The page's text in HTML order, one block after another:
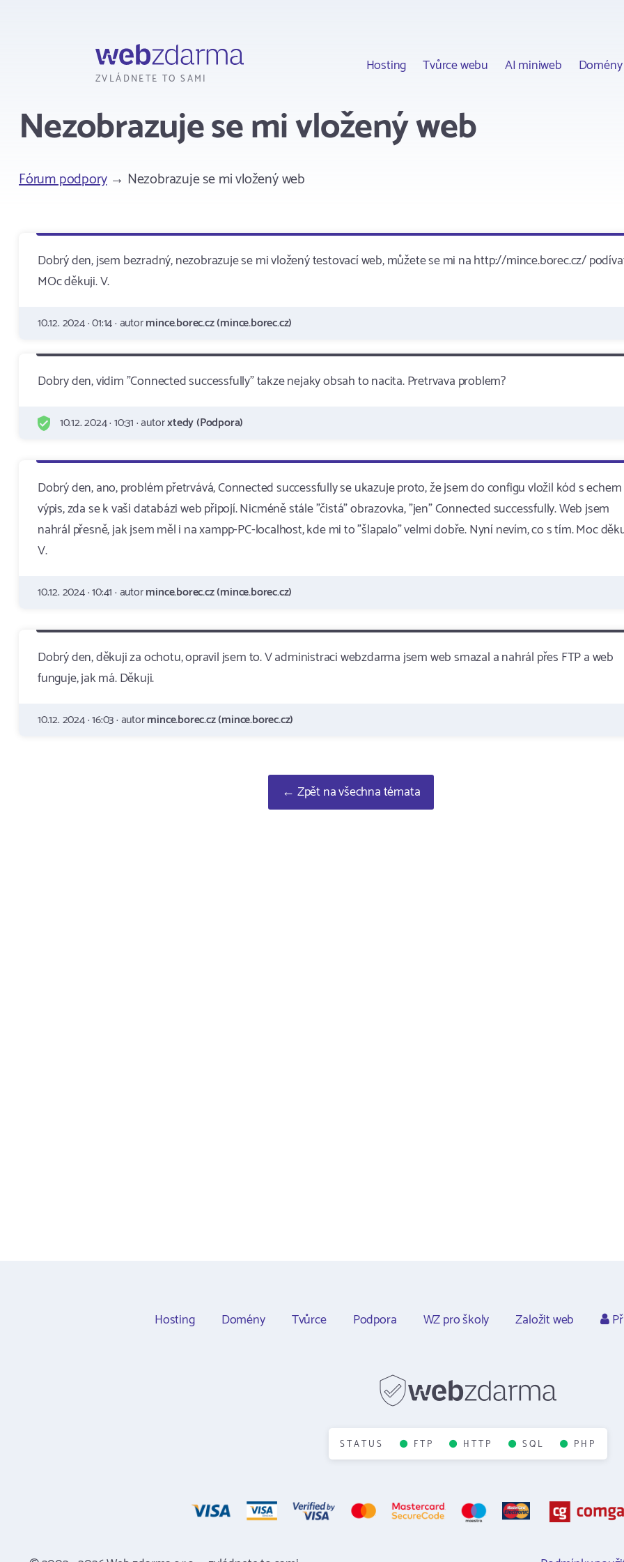
ZVLÁDNETE TO SAMI
Hosting Tvůrce webu AI miniweb Domény
Nezobrazuje se mi vložený web
Fórum podpory→ Nezobrazuje se mi vložený web
Dobrý den, jsem bezradný, nezobrazuje se mi vložený testovací web, můžete se mi na http://mince.borec.cz/
MOc děkuji. V.
10.12. 2024 · 01:14 · autormince.borec.cz (mince.borec.cz)
Dobry den, vidim "Connected successfully" takze nejaky obsah to nacita. Pretrvava problem?
10.12. 2024 · 10:31 · autorxtedy (Podpora)
Dobrý den, ano, problém přetrvává, Connected successfully se ukazuje proto, že jsem do configu vložil kód s
výpis, zda se k vaši databázi web připojí. Nicméně stále "čistá" obrazovka, "jen" Connected successfully. Web jsem
nahrál přesně, jak jsem měl i na xampp-PC-localhost, kde mi to "šlapalo" velmi dobře. Nyní nevím, co s tím. Moc
V.
10.12. 2024 · 10:41 · autormince.borec.cz (mince.borec.cz)
Dobrý den, děkuji za ochotu, opravil jsem to. V administraci webzdarma jsem web smazal a nahrál přes FTP a web
funguje, jak má. Děkuji.
10.12. 2024 · 16:03 · autormince.borec.cz (mince.borec.cz)
← Zpět na všechna témata
Hosting Domény Tvůrce Podpora WZ pro školy Založit web
STATUS FTP HTTP SQL PHP